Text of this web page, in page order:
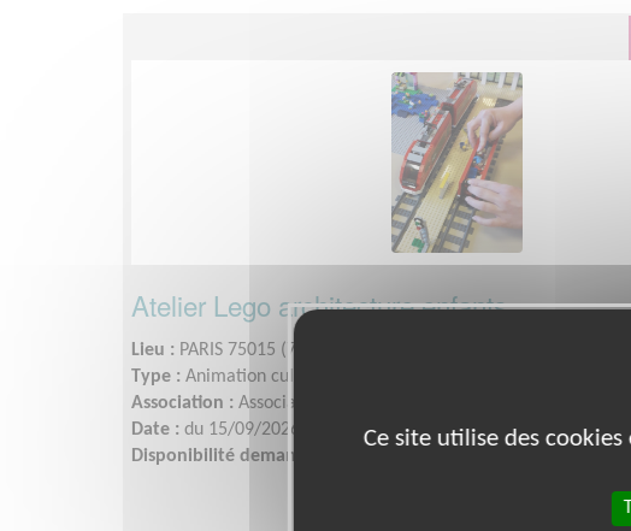
Atelier Lego architecture enfants
Lieu : PARIS 75015 (75015)
Type : Animation culturelle
Association : Association REFLETS 15
Date : du 15/09/2026 au 29/06/2027
Disponibilité demandée :
Ce site utilise des